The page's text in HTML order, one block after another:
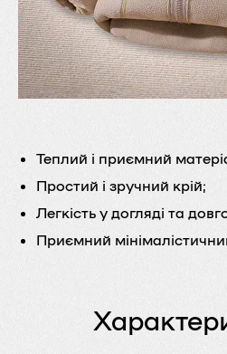
Теплий і приємний
Простий і зручний крій;
Легкість у догляді та
Приємний